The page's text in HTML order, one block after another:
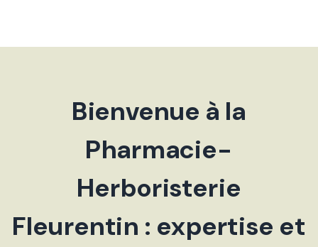
Bienvenue à la
Pharmacie-
Herboristerie
Fleurentin : expertise et